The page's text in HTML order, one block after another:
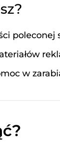
poleconej
w